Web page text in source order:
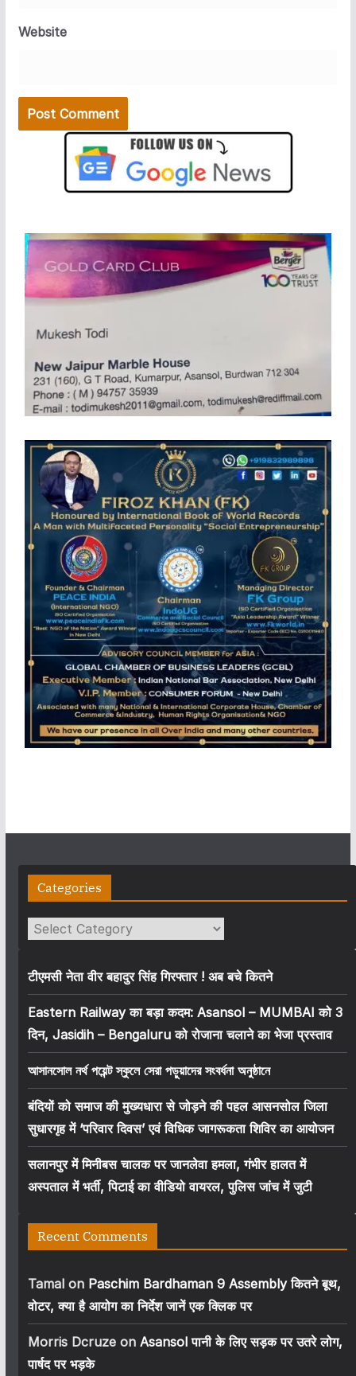
Website
Categories
Categories
टीएमसी नेता वीर बहादुर सिंह गिरफ्तार ! अब बचे कितने
Eastern Railway का बड़ा कदम: Asansol – MUMBAI को 3
दिन, Jasidih – Bengaluru को रोजाना चलाने का भेजा प्रस्ताव
আসানসোল নর্থ পয়েন্ট স্কুলে সেরা পড়ুয়াদের সংবর্ধনা অনুষ্ঠানে
बंदियों को समाज की मुख्यधारा से जोड़ने की पहल आसनसोल जिला
सुधारगृह में ‘परिवार दिवस’ एवं विधिक जागरूकता शिविर का आयोजन
सलानपुर में मिनीबस चालक पर जानलेवा हमला, गंभीर हालत में
अस्पताल में भर्ती, पिटाई का वीडियो वायरल, पुलिस जांच में जुटी
Recent Comments
Tamalon Paschim Bardhaman 9 Assembly कितने बूथ,
वोटर, क्या है आयोग का निर्देश जानें एक क्लिक पर
Morris Dcruzeon Asansol पानी के लिए सड़क पर उतरे लोग,
पार्षद पर भड़के